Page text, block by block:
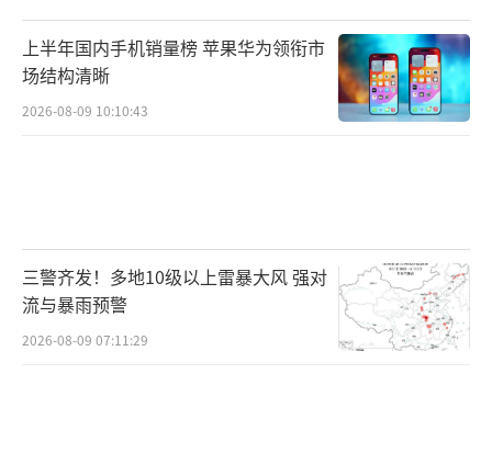
上半年国内手机销量榜 苹果华为领衔市
场结构清晰
2026-08-09 10:10:43
三警齐发！多地10级以上雷暴大风 强对
流与暴雨预警
2026-08-09 07:11:29